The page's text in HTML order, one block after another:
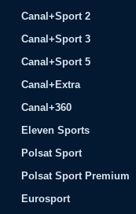
Canal+Sport 2
Canal+Sport 3
Canal+Sport 5
Canal+Extra
Canal+360
Eleven Sports
Polsat Sport
Polsat Sport Premium
Eurosport